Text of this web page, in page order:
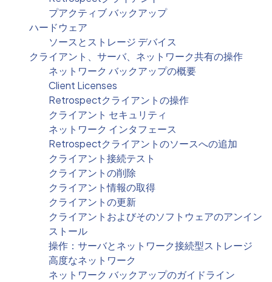
プアクティブ バックアップ
ハードウェア
ソースとストレージ デバイス
クライアント、サーバ、ネットワーク共有の操作
ネットワーク バックアップの概要
Client Licenses
Retrospectクライアントの操作
クライアント セキュリティ
ネットワーク インタフェース
Retrospectクライアントのソースへの追加
クライアント接続テスト
クライアントの削除
クライアント情報の取得
クライアントの更新
クライアントおよびそのソフトウェアのアンイン
ストール
操作：サーバとネットワーク接続型ストレージ
高度なネットワーク
ネットワーク バックアップのガイドライン